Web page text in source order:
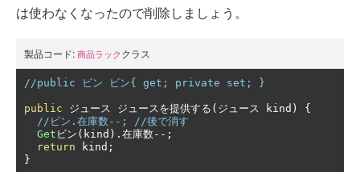
は使わなくなったので削除しましょう。
製品コード: 商品ラック クラス
//public ビン ビン{ get; private set; }
public ジュース ジュースを提供する(ジュース kind )
{
//ビン.在庫数--; //後で消す
Get ビン( kind ).在庫数--;
return kind ;
}